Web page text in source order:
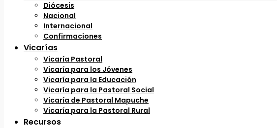
Diócesis
Nacional
Internacional
Confirmaciones
Vicarías
Vicaría Pastoral
Vicaría para los Jóvenes
Vicaría para la Educación
Vicaría para la Pastoral Social
Vicaría de Pastoral Mapuche
Vicaría para la Pastoral Rural
Recursos